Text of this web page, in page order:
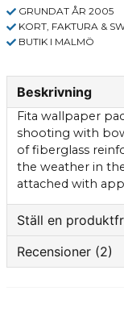
GRUNDAT ÅR 2005
KORT, FAKTURA &
BUTIK I MALMÖ
Beskrivning
Fita wallpaper
shooting with
of fiberglass
the weather in
attached with
Ställ en
question
Fråga oss
Recensioner (2)